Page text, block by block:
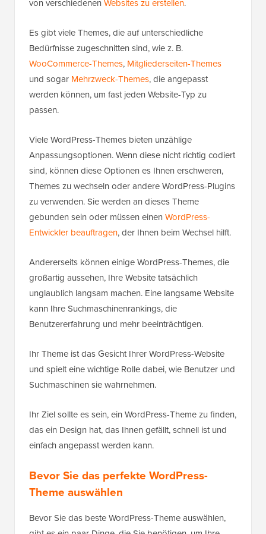
von verschiedenen Websites zu erstellen.
Es gibt viele Themes, die auf unterschiedliche
Bedürfnisse zugeschnitten sind, wie z. B.
WooCommerce-Themes, Mitgliederseiten-Themes
und sogar Mehrzweck-Themes, die angepasst
werden können, um fast jeden Website-Typ zu
passen.
Viele WordPress-Themes bieten unzählige
Anpassungsoptionen. Wenn diese nicht richtig codiert
sind, können diese Optionen es Ihnen erschweren,
Themes zu wechseln oder andere WordPress-Plugins
zu verwenden. Sie werden an dieses Theme
gebunden sein oder müssen einen WordPress-
Entwickler beauftragen, der Ihnen beim Wechsel hilft.
Andererseits können einige WordPress-Themes, die
großartig aussehen, Ihre Website tatsächlich
unglaublich langsam machen. Eine langsame Website
kann Ihre Suchmaschinenrankings, die
Benutzererfahrung und mehr beeinträchtigen.
Ihr Theme ist das Gesicht Ihrer WordPress-Website
und spielt eine wichtige Rolle dabei, wie Benutzer und
Suchmaschinen sie wahrnehmen.
Ihr Ziel sollte es sein, ein WordPress-Theme zu finden,
das ein Design hat, das Ihnen gefällt, schnell ist und
einfach angepasst werden kann.
Bevor Sie das perfekte WordPress-
Theme auswählen
Bevor Sie das beste WordPress-Theme auswählen,